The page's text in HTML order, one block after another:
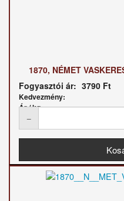
1870, NÉMET
Fogyasztói ár: 3790 Ft
Kedvezmény:
Ár / kg: